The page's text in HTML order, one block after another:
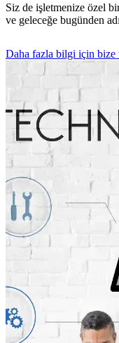
Siz de işletmenize özel
ve geleceğe bugünden
Daha fazla bilgi için bize